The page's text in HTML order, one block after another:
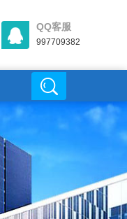
QQ客服
997709382